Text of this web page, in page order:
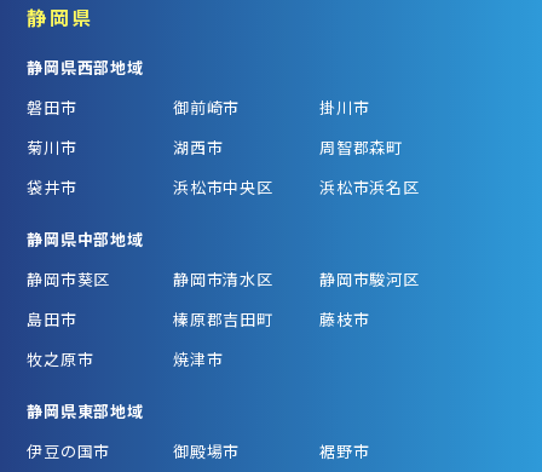
静岡県
静岡県西部地域
磐田市
御前崎市
掛川市
菊川市
湖西市
周智郡森町
袋井市
浜松市中央区 浜松市浜名区
静岡県中部地域
静岡市葵区
静岡市清水区
静岡市駿河区
島田市
榛原郡吉田町
藤枝市
牧之原市
焼津市
静岡県東部地域
伊豆の国市
御殿場市
裾野市